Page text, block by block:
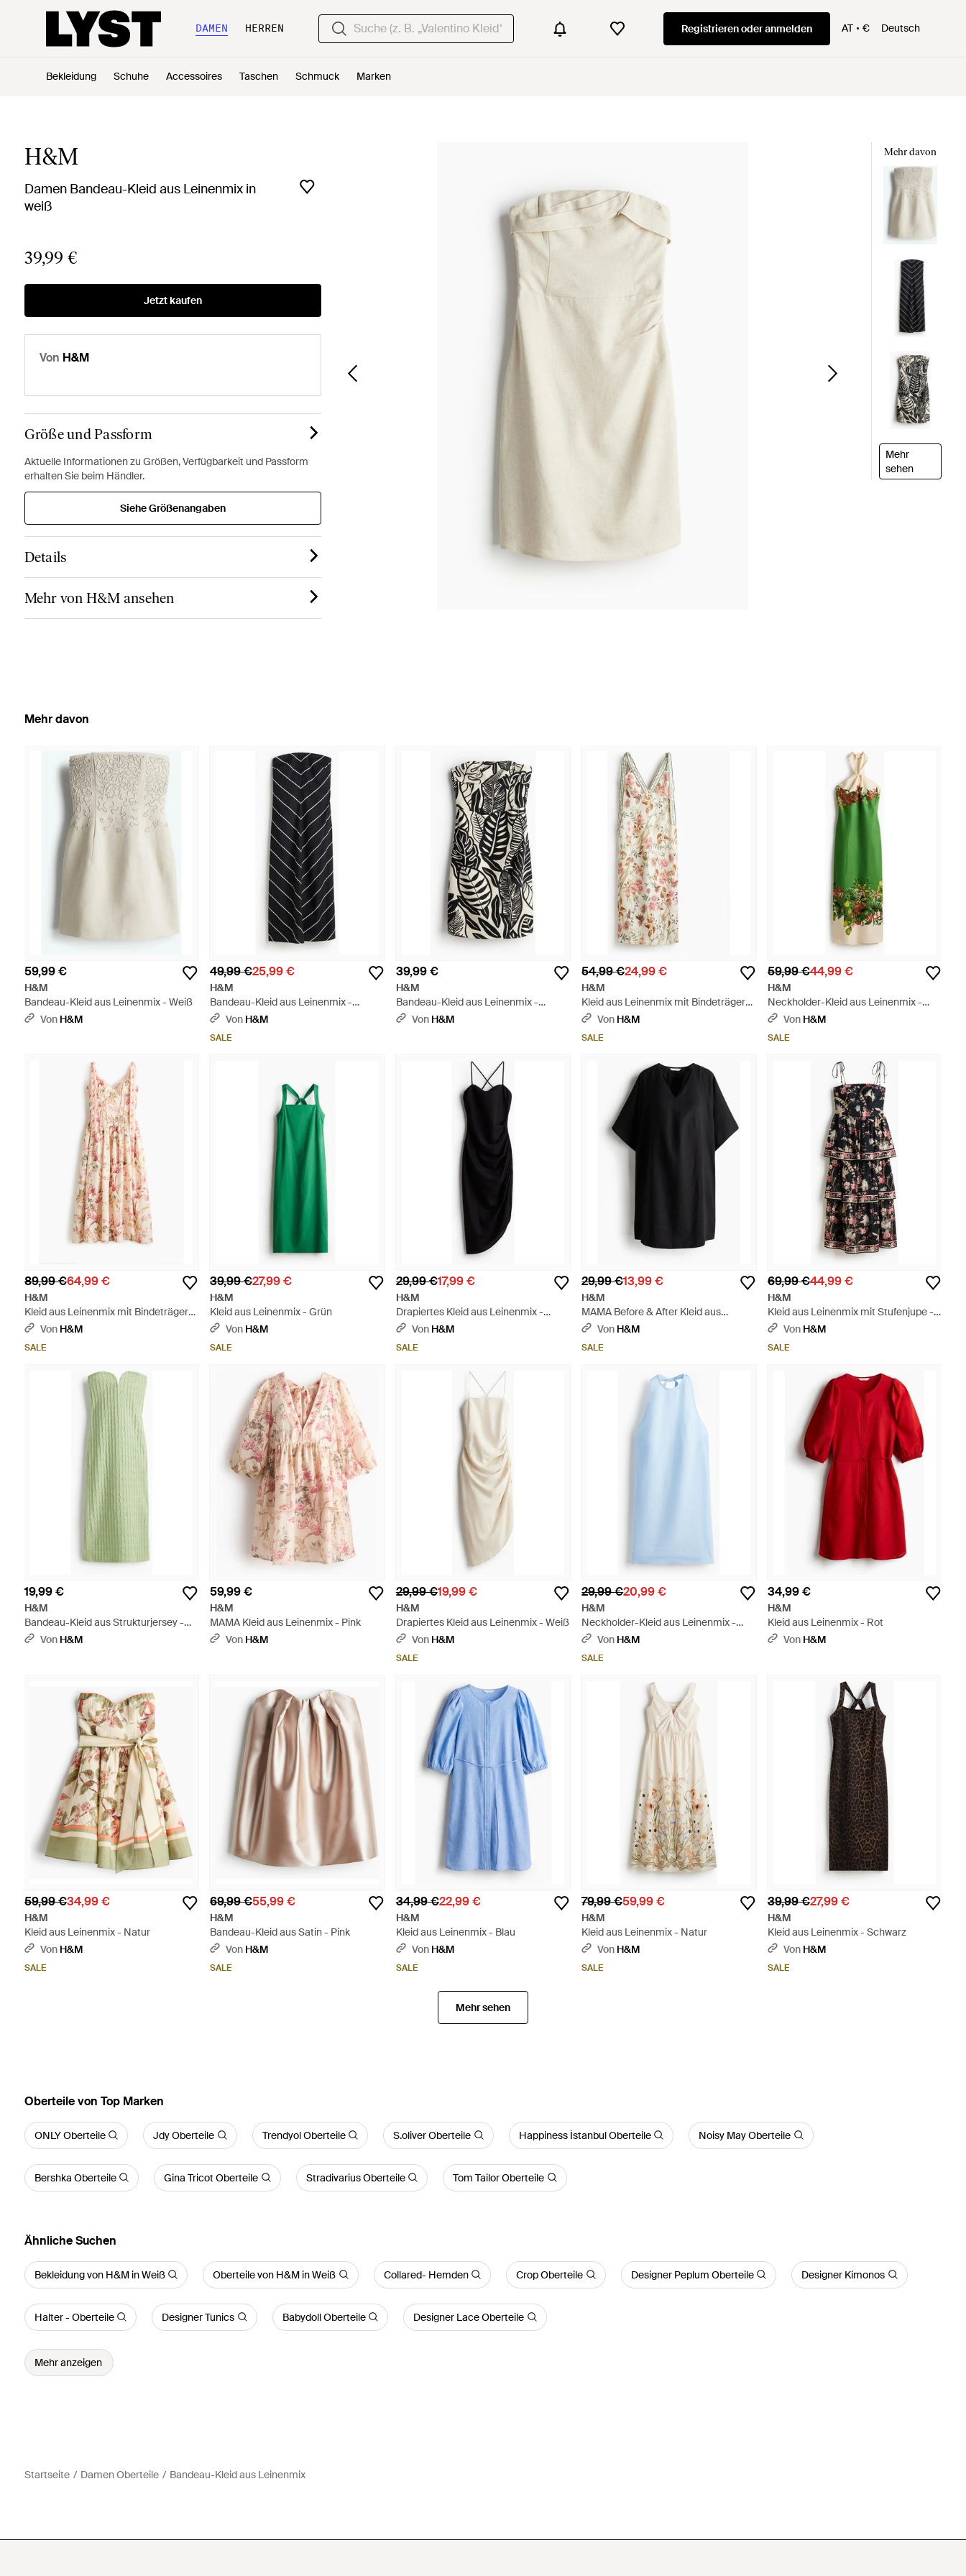
DAMEN HERREN Registrieren oder anmelden AT € Deutsch
Bekleidung Schuhe Accessoires Taschen Schmuck Marken
H&M
Damen Bandeau-Kleid aus Leinenmix in
weiß
39,99 €
Jetzt kaufen
Von H&M
Größe und Passform
Aktuelle Informationen zu Größen, Verfügbarkeit und Passform
erhalten Sie beim Händler.
Siehe Größenangaben
Details
Mehr von H&M ansehen
Mehr davon
Mehr
sehen
Mehr davon
59,99 €
H&M
Bandeau-Kleid aus Leinenmix - Weiß
Von H&M
49,99 €25,99 €
H&M
Bandeau-Kleid aus Leinenmix -
Schwarz
Von H&M
SALE
39,99 €
H&M
Bandeau-Kleid aus Leinenmix -
Schwarz
Von H&M
54,99 €24,99 €
H&M
Kleid aus Leinenmix mit Bindeträgern
- Weiß
Von H&M
SALE
59,99 €44,99 €
H&M
Neckholder-Kleid aus Leinenmix -
GrünVon H&M
SALE
89,99 €64,99 €
H&M
Kleid aus Leinenmix mit Bindeträgern
- PinkVon H&M
SALE
39,99 €27,99 €
H&M
Kleid aus Leinenmix - Grün
Von H&M
SALE
29,99 €17,99 €
H&M
Drapiertes Kleid aus Leinenmix -
Schwarz
Von H&M
SALE
29,99 €13,99 €
H&M
MAMA Before & After Kleid aus
Leinenmix - Schwarz
Von H&M
SALE
69,99 €44,99 €
H&M
Kleid aus Leinenmix mit Stufenjupe -
Schwarz
Von H&M
SALE
19,99 €
H&M
Bandeau-Kleid aus Strukturjersey -
GrünVon H&M
59,99 €
H&M
MAMA Kleid aus Leinenmix - Pink
Von H&M
29,99 €19,99 €
H&M
Drapiertes Kleid aus Leinenmix - Weiß
Von H&M
SALE
29,99 €20,99 €
H&M
Neckholder-Kleid aus Leinenmix -
BlauVon H&M
SALE
34,99 €
H&M
Kleid aus Leinenmix - Rot
Von H&M
59,99 €34,99 €
H&M
Kleid aus Leinenmix - Natur
Von H&M
SALE
69,99 €55,99 €
H&M
Bandeau-Kleid aus Satin - Pink
Von H&M
SALE
34,99 €22,99 €
H&M
Kleid aus Leinenmix - Blau
Von H&M
SALE
79,99 €59,99 €
H&M
Kleid aus Leinenmix - Natur
Von H&M
SALE
39,99 €27,99 €
H&M
Kleid aus Leinenmix - Schwarz
Von H&M
SALE
Mehr sehen
Oberteile von Top Marken
ONLY Oberteile Jdy Oberteile Trendyol Oberteile S.oliver Oberteile Happiness İstanbul Oberteile Noisy May Oberteile
Bershka Oberteile Gina Tricot Oberteile Stradivarius Oberteile Tom Tailor Oberteile
Ähnliche Suchen
Bekleidung von H&M in Weiß Oberteile von H&M in Weiß Collared- Hemden Crop Oberteile Designer Peplum Oberteile Designer Kimonos
Halter - Oberteile Designer Tunics Babydoll Oberteile Designer Lace Oberteile
Mehr anzeigen
Startseite Damen Oberteile Bandeau-Kleid aus Leinenmix